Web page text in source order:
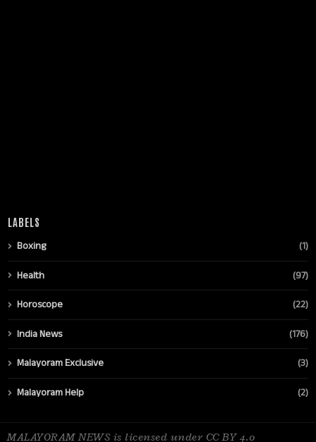
LABELS
Boxing (1)
Health (97)
Horoscope (22)
India News (176)
Malayoram Exclusive (3)
Malayoram Help (2)
MALAYORAM NEWS is licensed under CC BY 4.0